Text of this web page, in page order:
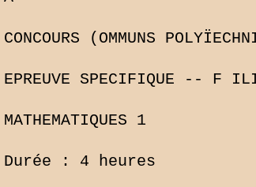
CONCOURS (OMMUNS
EPREUVE SPECIFIQUE -- F
MATHEMATIQUES 1
Durée : 4 heures